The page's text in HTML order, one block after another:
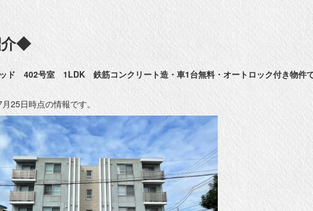
◆
ド 402号室 1LDK 鉄筋コンクリート造・車1台無料・オートロック付き物件
25日時点の情報です。